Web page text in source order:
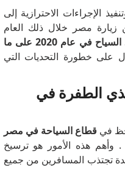
الإجراءات الاحترازية إلى
زيارة مصر خلال ذلك العام
اقتصر عدد السياح في عام 2020 على ما
على خطورة التحديات التي
الطفرة في
في قطاع السياحة في مصر
. وأهم هذه الأمور هو ترسيخ
تجتذب المسافرين من جميع